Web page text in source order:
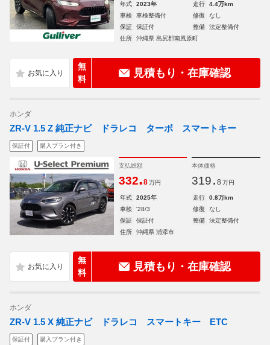
年式 2023年 走行
4.4万km
車検
車検整備付 修復
なし
保証
保証付 整備
法定整備付
住所
沖縄県 島尻郡南風原町
無
料
見積もり・在庫確認
ホンダ
ZR-V 1.5 Z 純正ナビ ドラレコ ターボ スマートキー
保証付 購入プラン付き
支払総額
332.8 万円
本体価格
319. 8 万円
年式 2025年 走行
0.8万km
車検
'28/3 修復
なし
保証
保証付 整備
法定整備付
住所
沖縄県 浦添市
無
料
見積もり・在庫確認
ホンダ
ZR-V 1.5 X 純正ナビ ドラレコ スマートキー ETC
保証付 購入プラン付き